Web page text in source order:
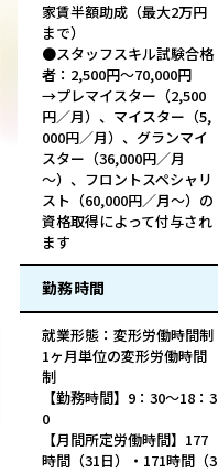
家賃半額助成（最大2万円
まで）
●スタッフスキル試験合格
者：2,500円～70,000円
→プレマイスター（2,500
円／月）、マイスター（5,
000円／月）、グランマイ
スター（36,000円／月
～）、フロントスペシャリ
スト（60,000円／月～）の
資格取得によって付与され
ます
勤務時間
就業形態：変形労働時間制
1ヶ月単位の変形労働時間
制
【勤務時間】9：30～18：3
0
【月間所定労働時間】177
時間（31日）・171時間（3